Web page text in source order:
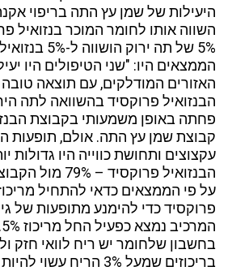
היעילות של שמן עץ התה בריפוי
השווה אותו לחומר המוכר בנזואיל
5% של תה ירוק הושווה ל-5% בנזואיל פרוקסיד.
הממצאים היו: "שני הטיפולים היו
האזורים המודלקים, עם תוצאה
הבנזואיל פרוקסיד בהשוואה לתה
פחתה באופן משמעותי בקבוצת
קבוצת שמן עץ התה. אולם, תופעות
עקצוצים ותחושת כווייה היו גדולות
הבנזואיל פרוקסיד – 79% מול הקבוצה השנייה – 49%".
פרוקסיד כדי להימנע מתופעות של
בחשבון שלחומר יש ריח לוואי חזק
בריכוזים שמעל 3% הריח עשוי להיות דומיננטי.